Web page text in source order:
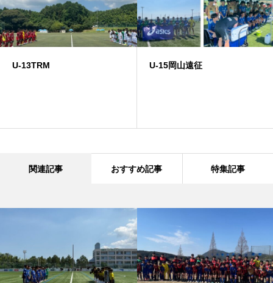
U-13TRM U-15岡山遠征
関連記事 おすすめ記事 特集記事